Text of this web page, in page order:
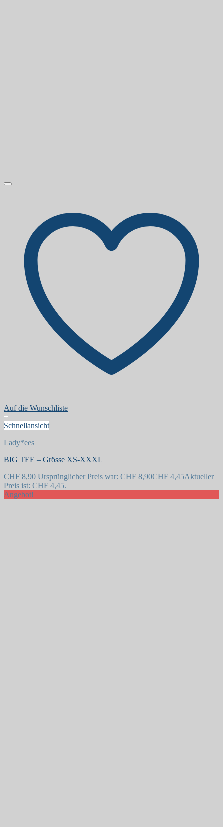
Auf die Wunschliste
+
Schnellansicht
Lady*ees
BIG TEE – Grösse XS-XXXL
CHF8,90 Ursprünglicher Preis war: CHF 8,90CHF 4,45Aktueller
Preis ist: CHF 4,45.
Angebot!